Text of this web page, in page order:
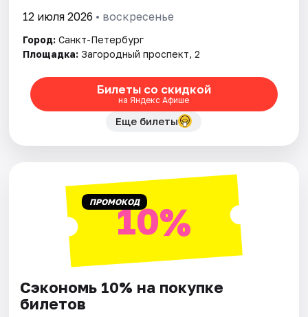
Рейтинги
12 июля 2026 • воскресенье
Город: Санкт-Петербург
Площадка: Загородный проспект, 2
Билеты со скидкой
на Яндекс Афише
Еще билеты
ПРОМОКОД10%
Сэкономь 10% на покупке
билетов